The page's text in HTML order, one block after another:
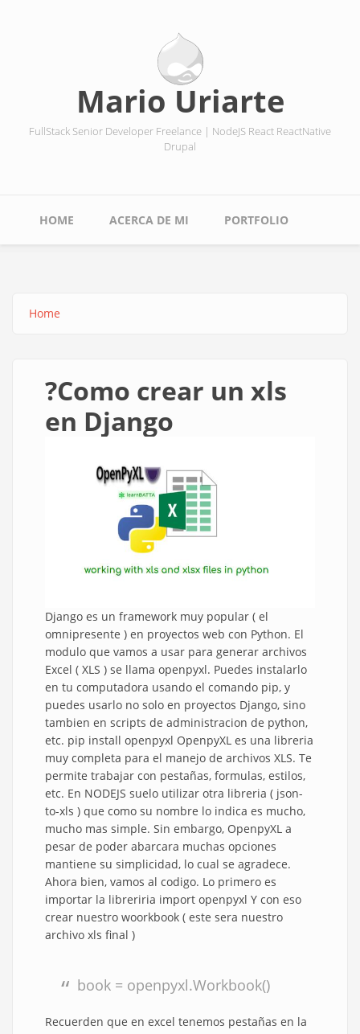
Mario Uriarte
FullStack Senior Developer Freelance | NodeJS React ReactNative
Drupal
Main
HOME ACERCA DE MI PORTFOLIO
Home
?Como crear un xls
en Django
Django es un framework muy popular ( el
omnipresente ) en proyectos web con Python. El
modulo que vamos a usar para generar archivos
Excel ( XLS ) se llama openpyxl. Puedes instalarlo
en tu computadora usando el comando pip, y
puedes usarlo no solo en proyectos Django, sino
tambien en scripts de administracion de python,
etc. pip install openpyxl OpenpyXL es una libreria
muy completa para el manejo de archivos XLS. Te
permite trabajar con pestañas, formulas, estilos,
etc. En NODEJS suelo utilizar otra libreria ( json-
to-xls ) que como su nombre lo indica es mucho,
mucho mas simple. Sin embargo, OpenpyXL a
pesar de poder abarcara muchas opciones
mantiene su simplicidad, lo cual se agradece.
Ahora bien, vamos al codigo. Lo primero es
importar la libreriria import openpyxl Y con eso
crear nuestro woorkbook ( este sera nuestro
archivo xls final )
book = openpyxl.Workbook()
Recuerden que en excel tenemos pestañas en la